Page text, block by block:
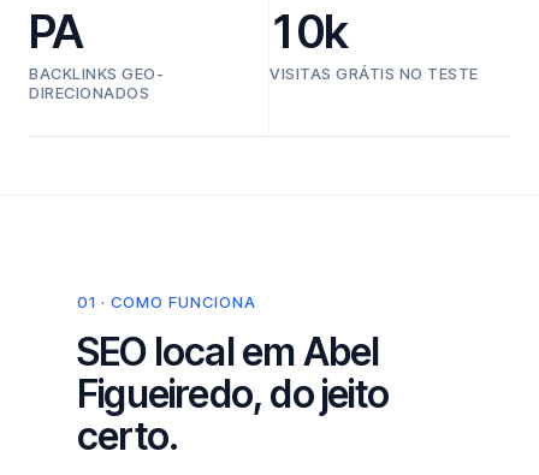
PA
BACKLINKS GEO-
DIRECIONADOS
10k
VISITAS GRÁTIS NO TESTE
01 · COMO FUNCIONA
SEO local em Abel
Figueiredo, do jeito
certo.